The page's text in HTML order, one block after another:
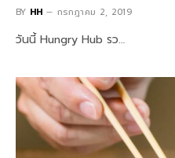
BY HH กรกฎาคม 2, 2019
วันนี้ Hungry Hub รว…